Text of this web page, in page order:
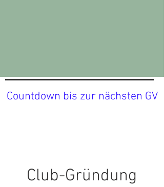
Countdown bis zur nächsten GV
Club-Gründung